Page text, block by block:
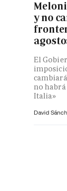
y no
El
no
Italia»
David